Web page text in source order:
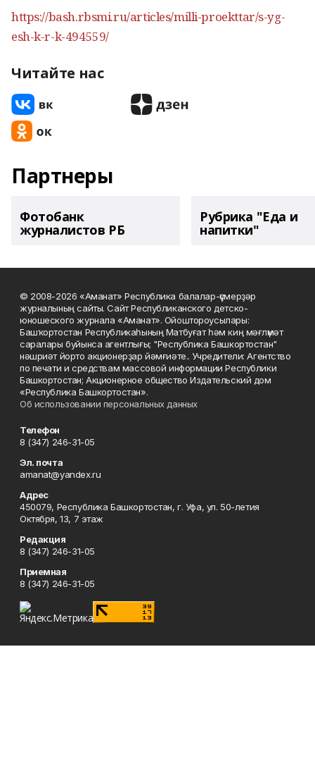
https://bash.rbsmi.ru/articles/milli-proekttar/s-yg-
esh-k-r-k-494559/
Читайте нас
Партнеры
Фотобанк
журналистов РБ
Рубрика "Еда и
напитки"
© 2008-2026 «Аманат» Республика балалар-үҫмерҙәр
журналының сайты. Сайт Республиканского детско-
юношеского журнала «Аманат». Ойоштороусылары:
Башҡортостан Республикаһының Матбуғат һәм киң мәғлүмәт
саралары буйынса агентлығы; "Республика Башкортостан"
нәшриәт йорто акционерҙар йәмғиәте.. Учредители: Агентство
по печати и средствам массовой информации Республики
Башкортостан; Акционерное общество Издательский дом
«Республика Башкортостан».
Об использовании персональных данных
Телефон
8 (347) 246-31-05
Эл. почта
amanat@yandex.ru
Адрес
450079, Республика Башкортостан, г. Уфа, ул. 50-летия
Октября, 13, 7 этаж
Редакция
8 (347) 246-31-05
Приемная
8 (347) 246-31-05